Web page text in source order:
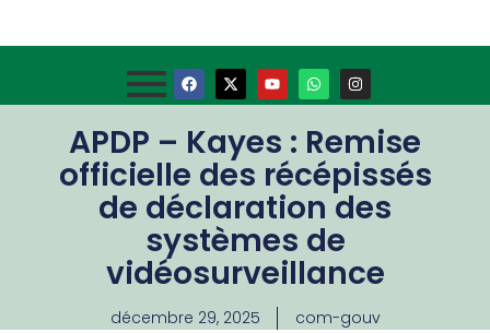
APDP – Kayes : Remise
officielle des récépissés
de déclaration des
systèmes de
vidéosurveillance
décembre 29, 2025 com-gouv